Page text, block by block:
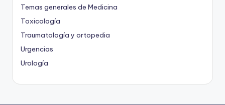
Temas generales de Medicina
Toxicología
Traumatología y ortopedia
Urgencias
Urología